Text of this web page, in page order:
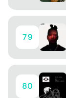
79
80